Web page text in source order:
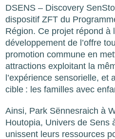
DSENS – Discovery
dispositif ZFT du
Région. Ce projet répond à
développement de l’offre
promotion commune en
attractions exploitant la
l’expérience sensorielle, et
cible : les familles avec
Ainsi, Park Sënnesraich à
Houtopia, Univers de Sens
unissent leurs ressources